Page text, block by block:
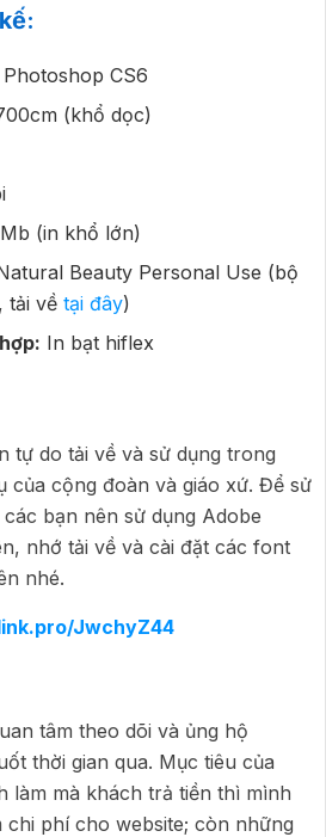
CS6
(khổ dọc)
(in khổ lớn)
Beauty Personal Use (bộ
tải về tại đây)
In bạt hiflex
tự do tải về và sử dụng trong
của cộng đoàn và giáo xứ. Để sử
bạn nên sử dụng Adobe
nhớ tải về và cài đặt các font
nhé.
JwchyZ44
tâm theo dõi và ủng hộ
thời gian qua. Mục tiêu của
làm mà khách trả tiền thì mình
chi phí cho website; còn những